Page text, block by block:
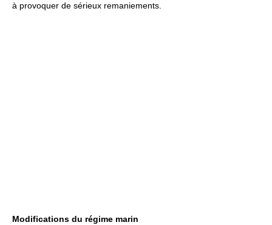
à provoquer de sérieux remaniements.
Modifications du régime marin